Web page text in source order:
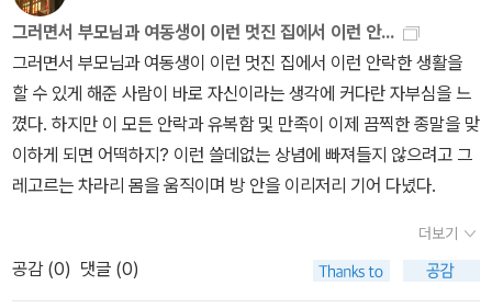
그러면서 부모님과 여동생이 이런 멋진 집에서 이런 안...
그러면서 부모님과 여동생이 이런 멋진 집에서 이런 안락한 생활을
할 수 있게 해준 사람이 바로 자신이라는 생각에 커다란 자부심을 느
꼈다. 하지만 이 모든 안락과 유복함 및 만족이 이제 끔찍한 종말을 맞
이하게 되면 어떡하지? 이런 쓸데없는 상념에 빠져들지 않으려고 그
레고르는 차라리 몸을 움직이며 방 안을 이리저리 기어 다녔다.
더보기
공감 (0) 댓글 (0)